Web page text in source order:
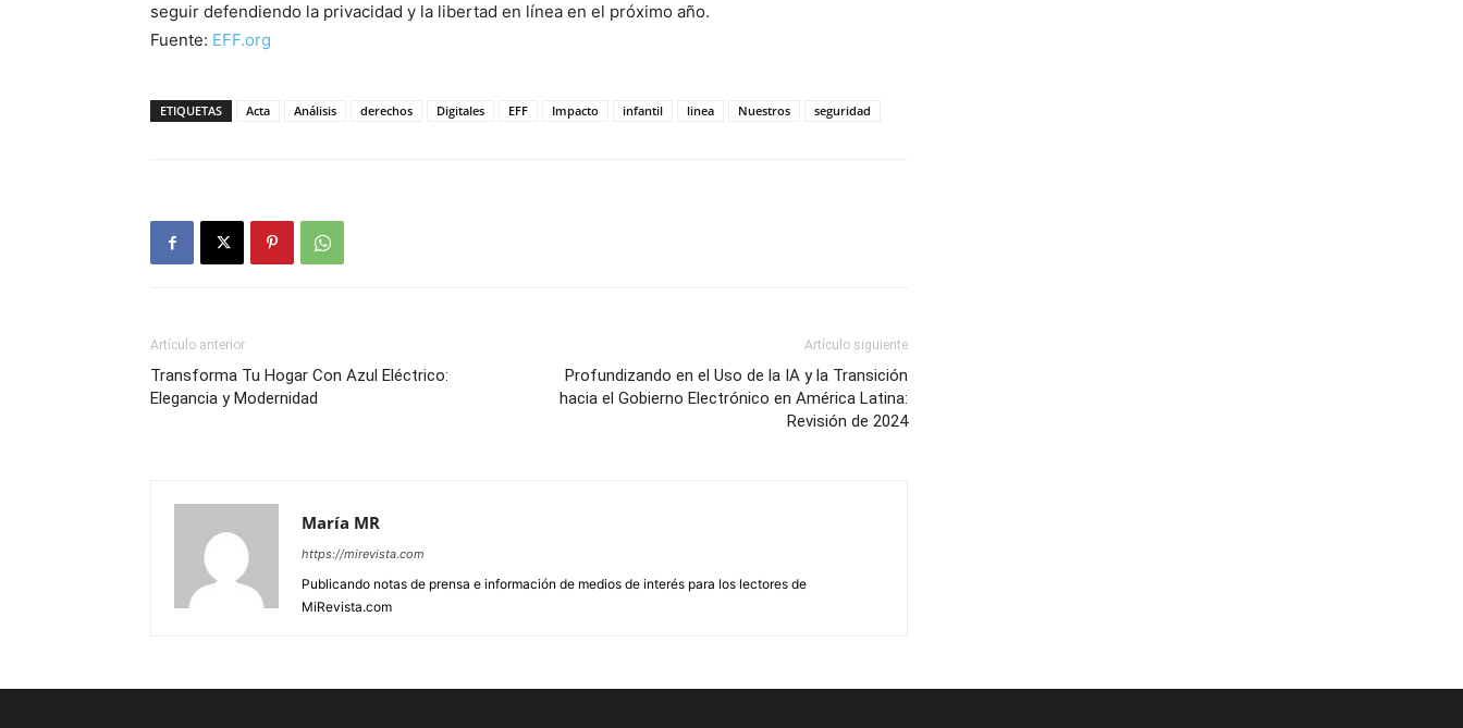
seguir defendiendo la privacidad y la libertad en línea en el próximo año.
Fuente: EFF.org
ETIQUETAS Acta Análisis derechos Digitales EFF Impacto infantil linea Nuestros seguridad
Artículo anterior
Transforma Tu Hogar Con Azul Eléctrico:
Elegancia y Modernidad
Artículo siguiente
Profundizando en el Uso de la IA y la Transición
hacia el Gobierno Electrónico en América Latina:
Revisión de 2024
María MR
https://mirevista.com
Publicando notas de prensa e información de medios de interés para los lectores de
MiRevista.com